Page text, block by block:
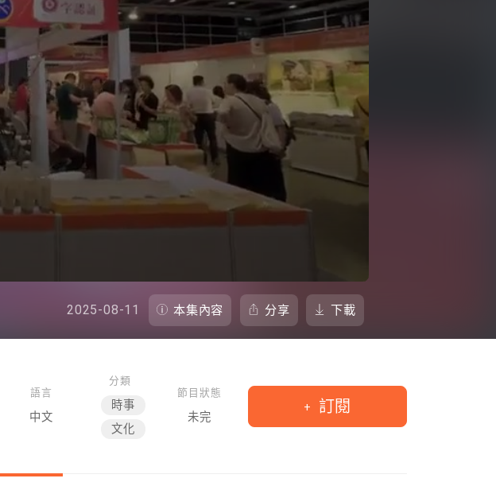
2025-08-11 本集內容 分享 下載
語言
中文
分類
時事
文化
節目狀態
未完
訂閱